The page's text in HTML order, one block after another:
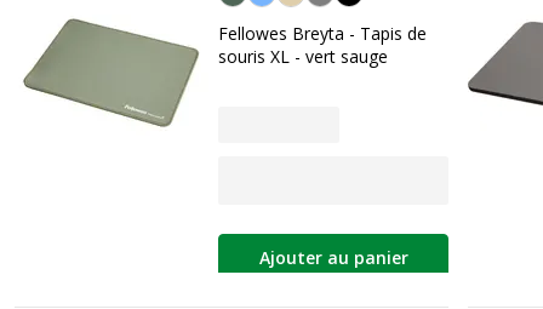
Fellowes Breyta - Tapis de
souris XL - vert sauge
Ajouter au panier